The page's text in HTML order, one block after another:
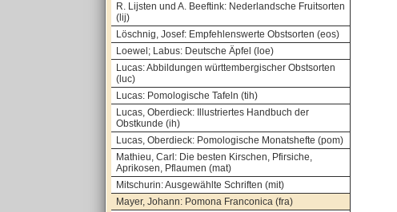
R. Lijsten und A. Beeftink: Nederlandsche Fruitsorten
(lij)
Löschnig, Josef: Empfehlenswerte Obstsorten (eos)
Loewel; Labus: Deutsche Äpfel (loe)
Lucas: Abbildungen württembergischer Obstsorten
(luc)
Lucas: Pomologische Tafeln (tih)
Lucas, Oberdieck: Illustriertes Handbuch der
Obstkunde (ih)
Lucas, Oberdieck: Pomologische Monatshefte (pom)
Mathieu, Carl: Die besten Kirschen, Pfirsiche,
Aprikosen, Pflaumen (mat)
Mitschurin: Ausgewählte Schriften (mit)
Mayer, Johann: Pomona Franconica (fra)